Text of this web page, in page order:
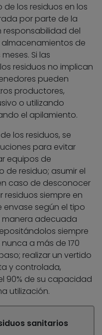
los residuos en los
por parte de la
responsabilidad del
de
Si las
residuos no implican
pueden
productores,
o utilizando
el apilamiento.
los residuos, se
para evitar
equipos de
residuo; asumir el
caso de desconocer
residuos siempre en
según el tipo
manera adecuada
siempre
a más de 170
realizar un vertido
y controlada,
90% de su capacidad
utilización.
sanitarios